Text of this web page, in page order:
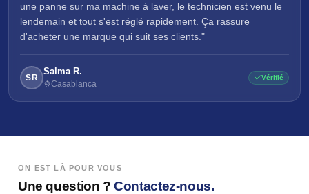
une panne sur ma machine à laver, le technicien est venu le
lendemain et tout s'est réglé rapidement. Ça rassure
d'acheter une marque qui suit ses clients."
SR
Salma R.
Casablanca
Vérifié
ON EST LÀ POUR VOUS
Une question ?Contactez-nous.